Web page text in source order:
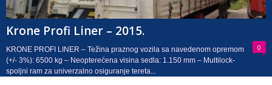
Krone Profi Liner – 2015.
0
KRONE PROFI LINER – Težina praznog vozila sa navedenom opremom
(+/- 3%): 6500 kg – Neopterećena visina sedla: 1.150 mm – Multilock-
spoljni ram za univerzalno osiguranje tereta...